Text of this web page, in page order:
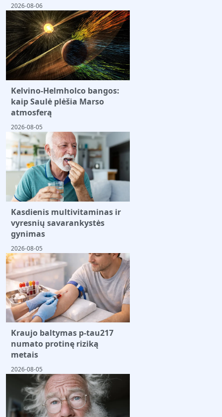
2026-08-06
Kelvino-Helmholco bangos:
kaip Saulė plėšia Marso
atmosferą
2026-08-05
Kasdienis multivitaminas ir
vyresnių savarankystės
gynimas
2026-08-05
Kraujo baltymas p-tau217
numato protinę riziką
metais
2026-08-05